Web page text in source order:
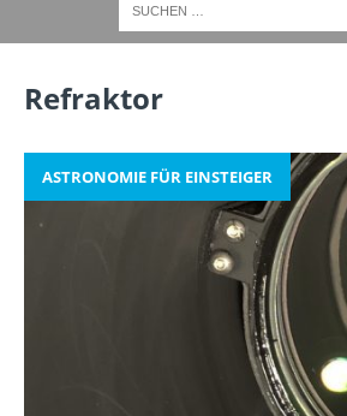
Refraktor
ASTRONOMIE FÜR EINSTEIGER